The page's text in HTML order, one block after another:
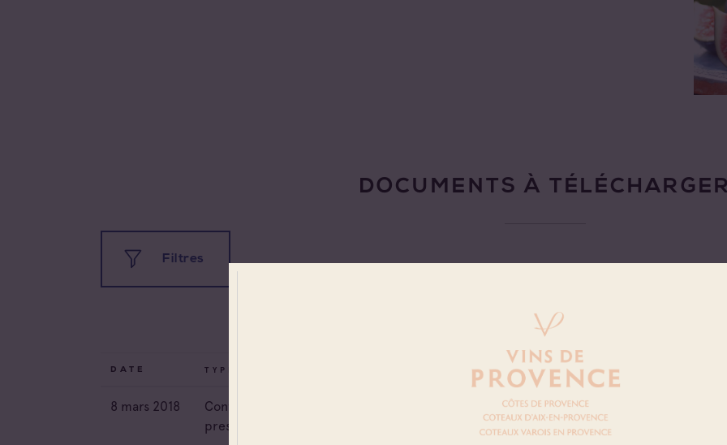
DOCUMENTS À TÉLÉCHARGER
Filtres Tous les pays
DATE TYPE
8 mars 2018
Conférence de
presse
DIAPORAMA - Les chiffres fous des Vins